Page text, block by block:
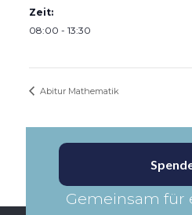
Zeit:
08:00 - 13:30
Abitur Mathematik
Gemeinsam für